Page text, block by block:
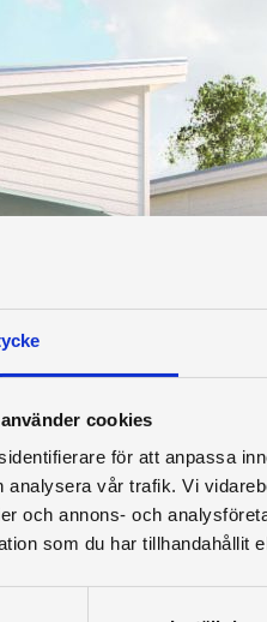
cookies
för att anpassa
analysera vår trafik. Vi
och annons- och
som du har tillhandahållit